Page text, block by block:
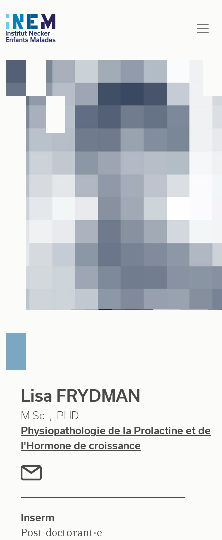
Aller au contenu principal
Lisa FRYDMAN
M.Sc.
PHD
Physiopathologie de la Prolactine et de
l'Hormone de croissance
Inserm
Post-doctorant·e